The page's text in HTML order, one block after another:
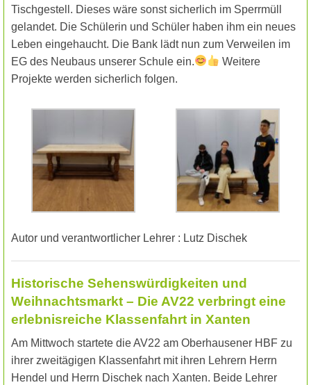
Tischgestell. Dieses wäre sonst sicherlich im Sperrmüll
gelandet. Die Schülerin und Schüler haben ihm ein neues
Leben eingehaucht. Die Bank lädt nun zum Verweilen im
EG des Neubaus unserer Schule ein.
Weitere
Projekte werden sicherlich folgen.
Autor und verantwortlicher Lehrer : Lutz Dischek
Historische Sehenswürdigkeiten und
Weihnachtsmarkt – Die AV22 verbringt eine
erlebnisreiche Klassenfahrt in Xanten
Am Mittwoch startete die AV22 am Oberhausener HBF zu
ihrer zweitägigen Klassenfahrt mit ihren Lehrern Herrn
Hendel und Herrn Dischek nach Xanten. Beide Lehrer